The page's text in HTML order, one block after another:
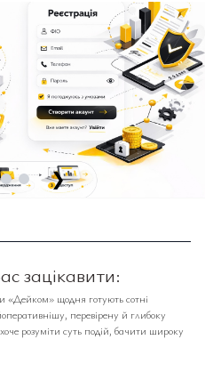
❯
зацікавити:
«Дейком» щодня готують сотні
перевірену й глибоку
розуміти суть подій, бачити широку